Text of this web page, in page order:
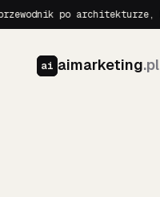
po architekturze,
ai aimarketing.pl